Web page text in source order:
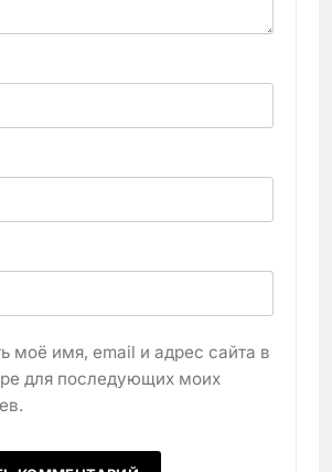
моё имя, email и адрес сайта в
для последующих моих